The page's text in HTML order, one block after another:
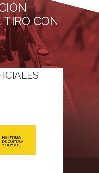
TIRO CON